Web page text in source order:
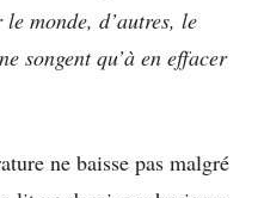
monde, d’autres, le
songent qu’à en effacer
ne baisse pas malgré